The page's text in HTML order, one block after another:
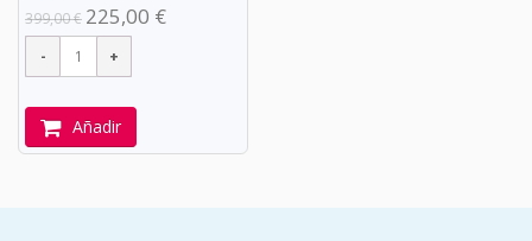
399,00 € 225,00 €
Añadir